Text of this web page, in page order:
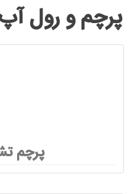
پرچم و رول
پرچم